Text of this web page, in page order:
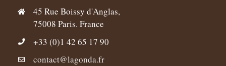
45 Rue Boissy d'Anglas,
75008 Paris. France
+33 (0)1 42 65 17 90
contact@lagonda.fr